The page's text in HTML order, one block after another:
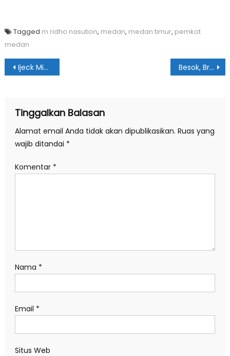
Tagged m ridho nasution, medan, medan timur, pemkot
medan
Navigasi
Ijeck Minta BKPRMI Karo Bawa Pemuda ke Masjid Besok, Bronjong di Perumahan Polonia Dibongkar
Tinggalkan Balasan
Alamat email Anda tidak akan dipublikasikan. Ruas yang
wajib ditandai *
Komentar *
Nama *
Email *
Situs Web